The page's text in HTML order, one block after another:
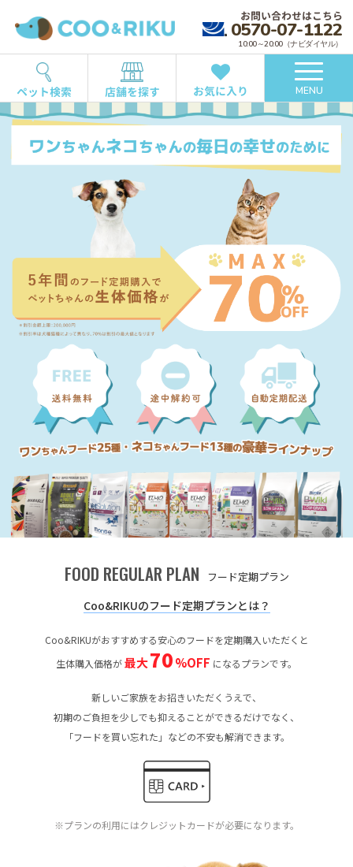
お問い合わせはこちら
0570-07-1122
10:00～20:00（ナビダイヤル）
ペット検索 店舗を探す お気に入り MENU
FOOD REGULAR PLAN フード定期プラン
Coo&RIKUのフード定期プランとは？
Coo&RIKUがおすすめする安心のフードを定期購入いただくと
生体購入価格が最大70%OFF になるプランです。
新しいご家族をお招きいただくうえで、
初期のご負担を少しでも抑えることができるだけでなく、
「フードを買い忘れた」などの不安も解消できます。
※プランの利用にはクレジットカードが必要になります。